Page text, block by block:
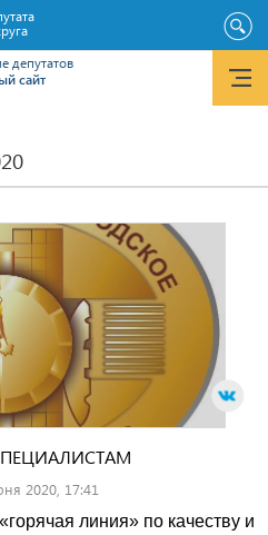
депутатов
сайт
2020, 17:41
линия» по качеству и